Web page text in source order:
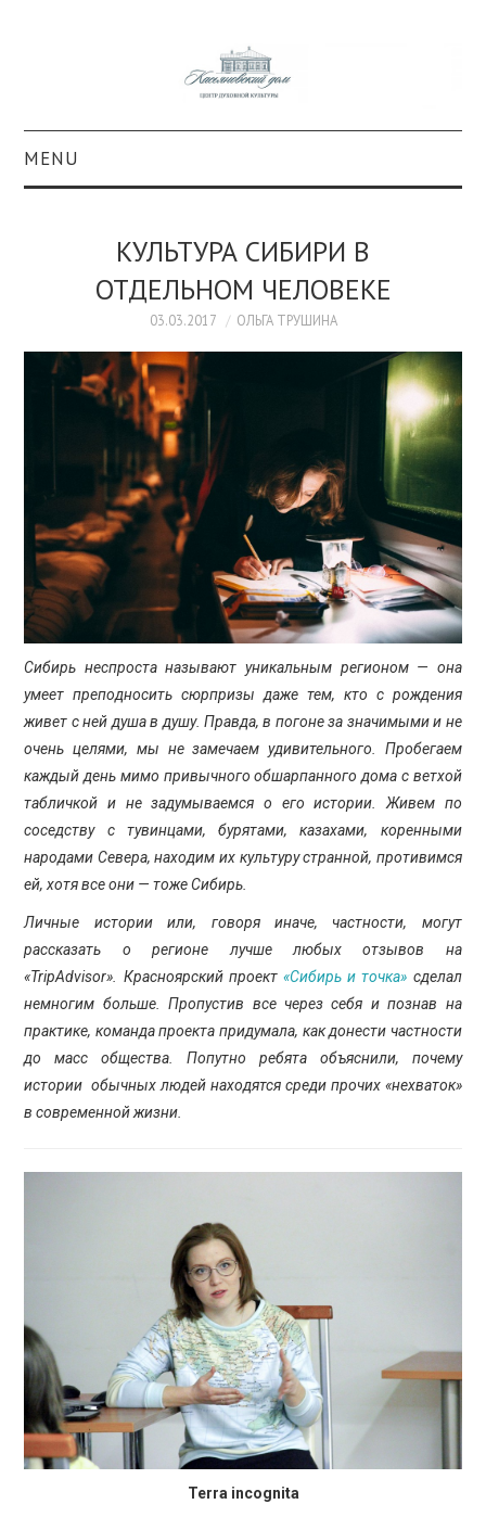
MENU
КОЛЛЕКЦИИ
КУЛЬТУРА
ОБРАЗОВАНИЕ
ПРОСВЕЩЕНИЕ
КУЛЬТУРА СИБИРИ В
ОТДЕЛЬНОМ ЧЕЛОВЕКЕ
03.03.2017 ОЛЬГА ТРУШИНА
Сибирь неспроста называют уникальным регионом — она
умеет преподносить сюрпризы даже тем, кто с рождения
живет с ней душа в душу. Правда, в погоне за значимыми и не
очень целями, мы не замечаем удивительного. Пробегаем
каждый день мимо привычного обшарпанного дома с ветхой
табличкой и не задумываемся о его истории. Живем по
соседству с тувинцами, бурятами, казахами, коренными
народами Севера, находим их культуру странной, противимся
ей, хотя все они — тоже Сибирь.
Личные истории или, говоря иначе, частности, могут
рассказать о регионе лучше любых отзывов на
«TripAdvisor». Красноярский проект «Сибирь и точка» сделал
немногим больше. Пропустив все через себя и познав на
практике, команда проекта придумала, как донести частности
до масс общества. Попутно ребята объяснили, почему
истории обычных людей находятся среди прочих «нехваток»
в современной жизни.
Terra incognita